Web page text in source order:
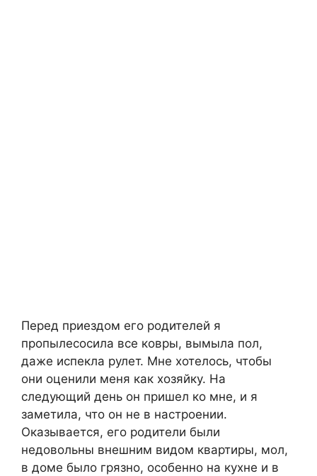
Перед приездом его родителей я
пропылесосила все ковры, вымыла пол,
даже испекла рулет. Мне хотелось, чтобы
они оценили меня как хозяйку. На
следующий день он пришел ко мне, и я
заметила, что он не в настроении.
Оказывается, его родители были
недовольны внешним видом квартиры, мол,
в доме было грязно, особенно на кухне и в